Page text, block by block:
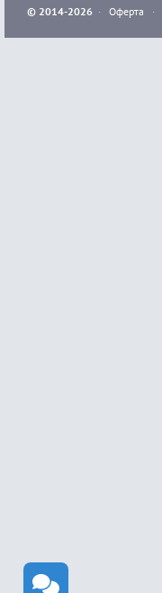
© 2014-2026 · Оферта ·